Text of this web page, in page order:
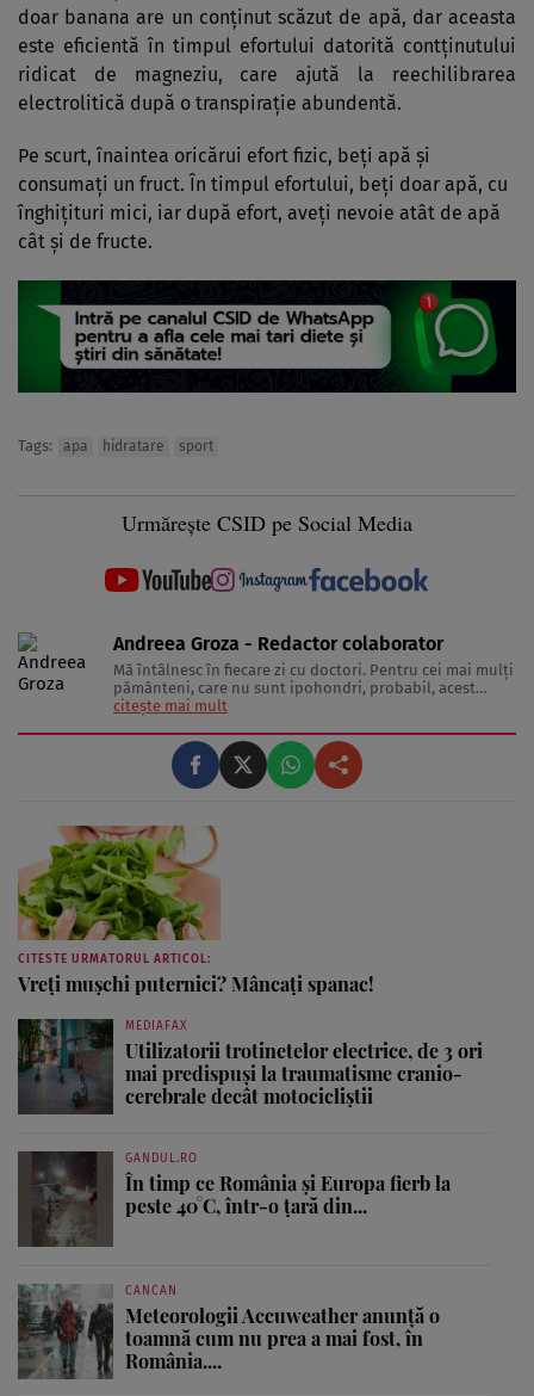
doar banana are un conţinut scăzut de apă, dar aceasta
este eficientă în timpul efortului datorită contţinutului
ridicat de magneziu, care ajută la reechilibrarea
electrolitică după o transpiraţie abundentă.
Pe scurt, înaintea oricărui efort fizic, beţi apă şi
consumaţi un fruct. În timpul efortului, beţi doar apă, cu
înghiţituri mici, iar după efort, aveţi nevoie atât de apă
cât şi de fructe.
Tags: apa hidratare sport
Urmărește CSID pe Social Media
Andreea Groza - Redactor colaborator
Mă întâlnesc în fiecare zi cu doctori. Pentru cei mai mulţi
pământeni, care nu sunt ipohondri, probabil, acest
comportament pare ciudat. Dar socializăm în cadrul
poveşti scurte şi concise despre cum putem să
funcţionăm optim. Fiecare ...
citește mai mult
CITESTE URMATORUL ARTICOL:
Vreţi muşchi puternici? Mâncaţi spanac!
MEDIAFAX
Utilizatorii trotinetelor electrice, de 3 ori
mai predispuși la traumatisme cranio-
cerebrale decât motocicliștii
GANDUL.RO
În timp ce România și Europa fierb la
peste 40°C, într-o țară din...
CANCAN
Meteorologii Accuweather anunță o
toamnă cum nu prea a mai fost, în
România....